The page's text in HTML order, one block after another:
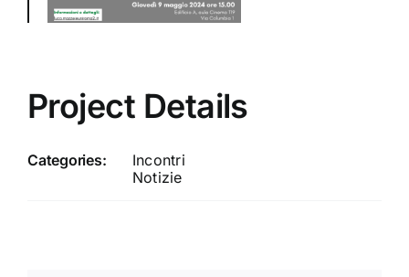
Project Details
Categories:
Incontri
Notizie